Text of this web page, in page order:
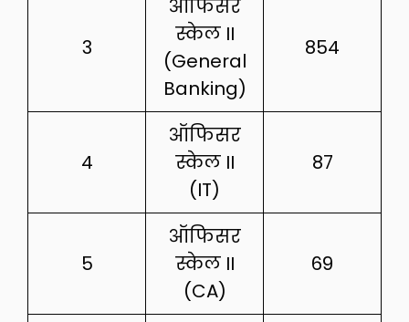
3
ऑफिसर
स्केल II
(General
Banking)
854
4
ऑफिसर
स्केल II
(IT)
87
5
ऑफिसर
स्केल II
(CA)
69